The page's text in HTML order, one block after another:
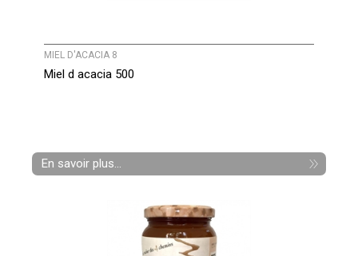
MIEL D'ACACIA 8
Miel d acacia 500
En savoir plus...